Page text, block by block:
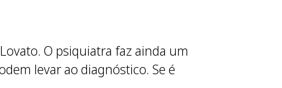
O psiquiatra faz ainda um
levar ao diagnóstico. Se é